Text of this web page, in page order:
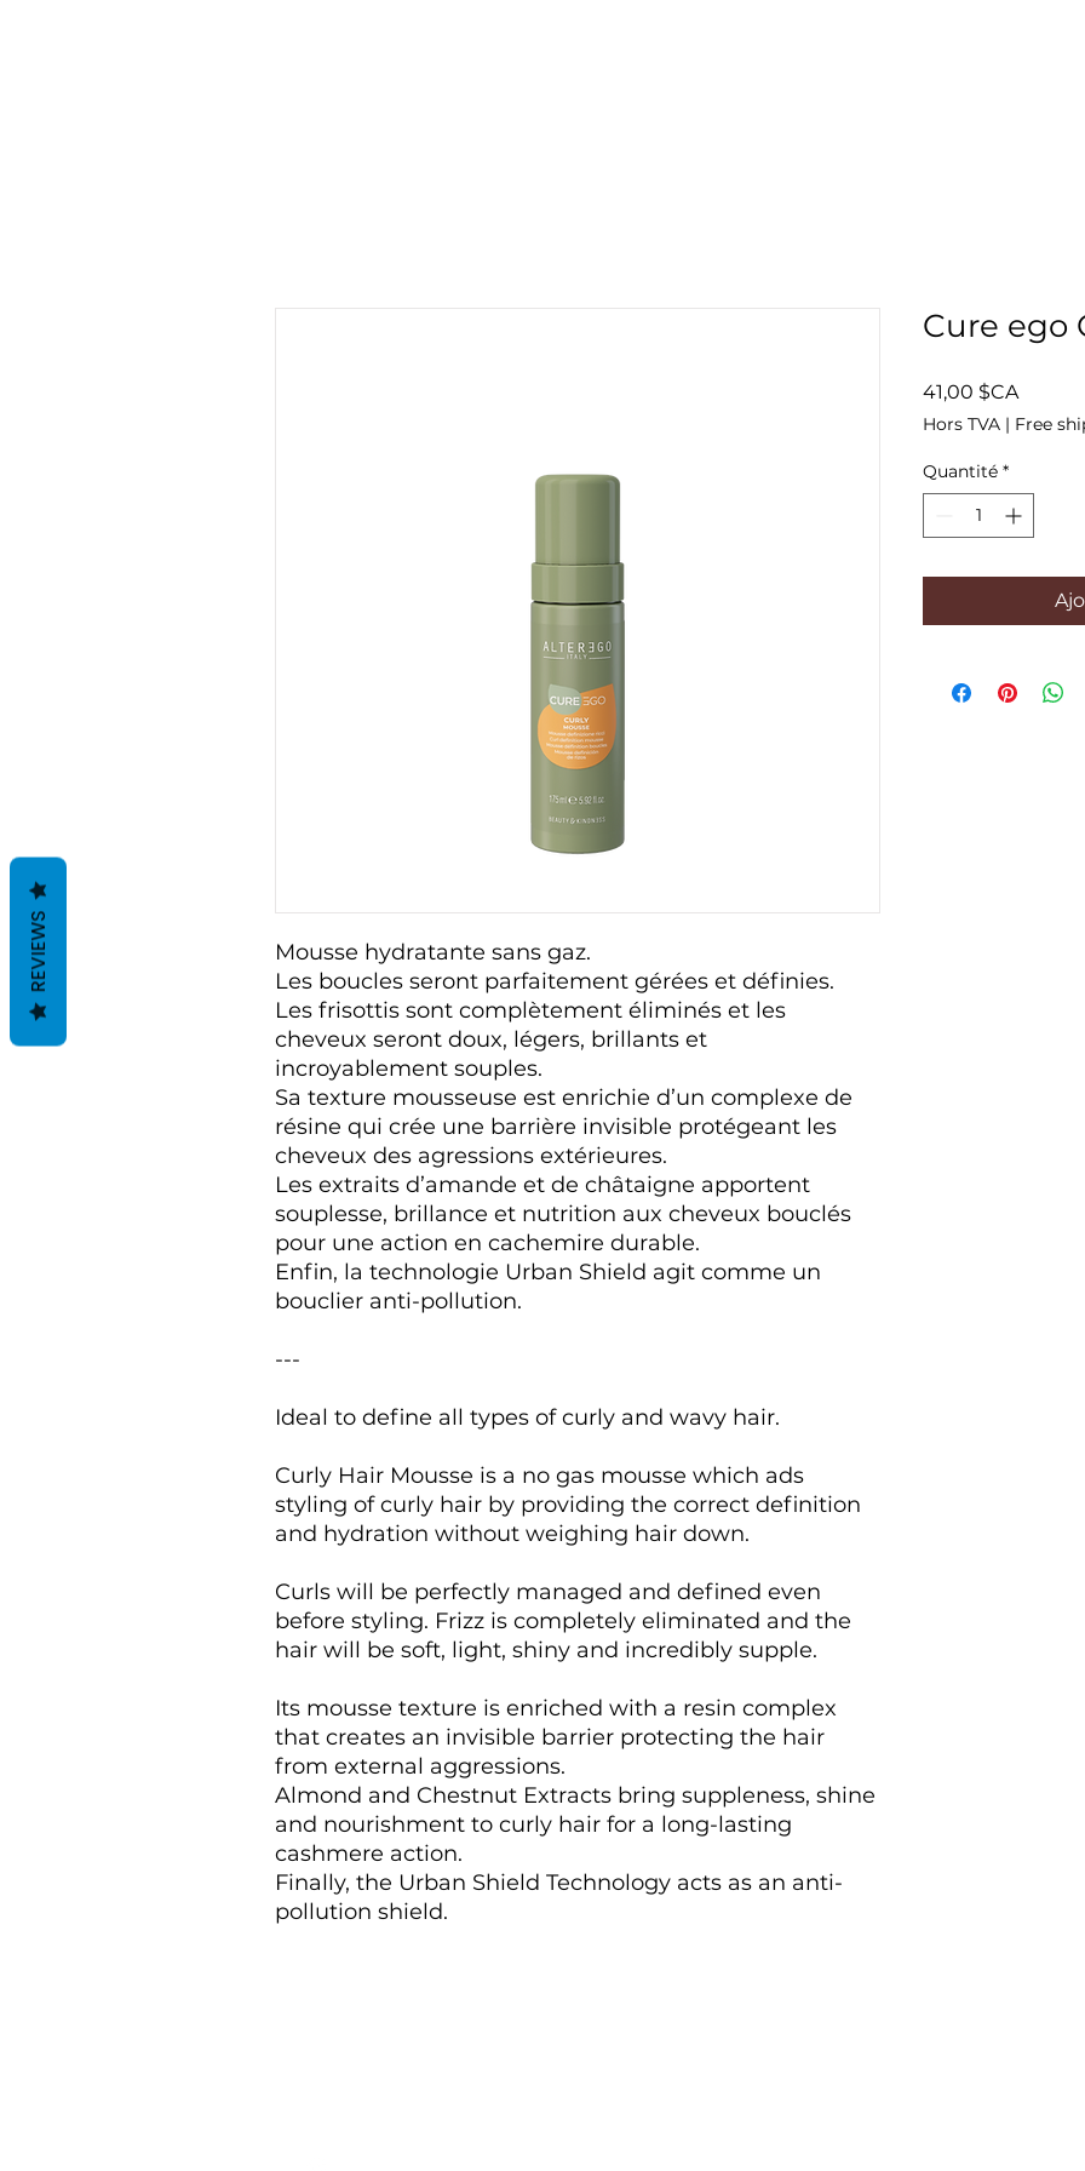
Mousse hydratante sans gaz.
Les boucles seront parfaitement gérées et définies.
Les frisottis sont complètement éliminés et les
cheveux seront doux, légers, brillants et
incroyablement souples.
Sa texture mousseuse est enrichie d’un complexe de
résine qui crée une barrière invisible protégeant les
cheveux des agressions extérieures.
Les extraits d’amande et de châtaigne apportent
souplesse, brillance et nutrition aux cheveux bouclés
pour une action en cachemire durable.
Enfin, la technologie Urban Shield agit comme un
bouclier anti-pollution.
---
Ideal to define all types of curly and wavy hair.
Curly Hair Mousse is a no gas mousse which ads
styling of curly hair by providing the correct definition
and hydration without weighing hair down.
Curls will be perfectly managed and defined even
before styling. Frizz is completely eliminated and the
hair will be soft, light, shiny and incredibly supple.
Its mousse texture is enriched with a resin complex
that creates an invisible barrier protecting the hair
from external aggressions.
Almond and Chestnut Extracts bring suppleness, shine
and nourishment to curly hair for a long-lasting
cashmere action.
Finally, the Urban Shield Technology acts as an anti-
pollution shield.
Cure ego
41,00 $CAPrix
Hors TVA | Free
Quantité *
REVIEWS